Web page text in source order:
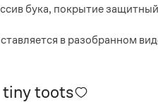
бука, покрытие
в разобранном
tiny toots